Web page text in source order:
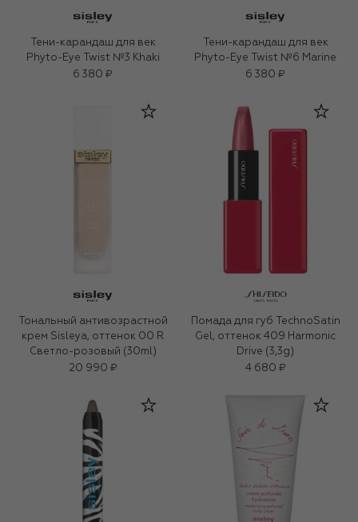
Тени-карандаш для век
Phyto-Eye Twist №3 Khaki
6 380 ₽
Тени-карандаш для век
Phyto-Eye Twist №6 Marine
6 380 ₽
Тональный антивозрастной
крем Sisleya, оттенок 00 R
Светло-розовый (30ml)
20 990 ₽
Помада для губ TechnoSatin
Gel, оттенок 409 Harmonic
Drive (3,3g)
4 680 ₽